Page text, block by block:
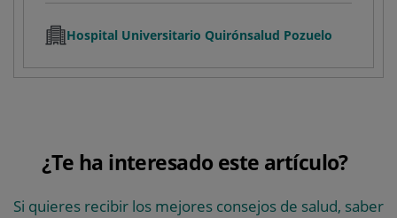
Hospital Universitario Quirónsalud Pozuelo
¿Te ha interesado este artículo?
Si quieres recibir los mejores consejos de salud, saber